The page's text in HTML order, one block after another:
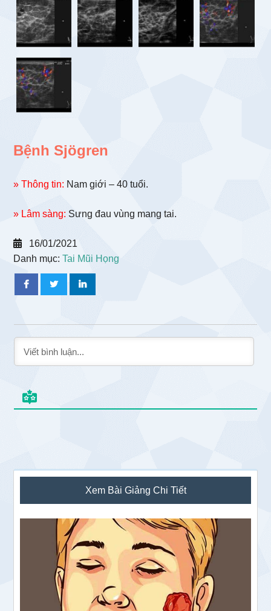
Bệnh Sjögren
» Thông tin: Nam giới – 40 tuổi.
» Lâm sàng: Sưng đau vùng mang tai.
16/01/2021
Danh mục:Tai Mũi Họng
Sidebar
chính
Xem Bài Giảng Chi Tiết